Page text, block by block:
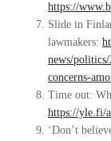
https://
Slide in
lawmakers:
news/
concerns-
Time out:
https://yle.fi/
‘Don’t